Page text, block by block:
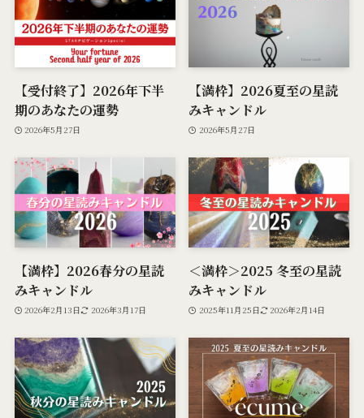
【受付終了】2026年下半
期のあなたの運勢
2026年5月27日
【満枠】2026夏至の星読
みキャンドル
2026年5月27日
【満枠】2026春分の星読
みキャンドル
2026年2月13日 2026年3月17日
＜満枠＞2025 冬至の星読
みキャンドル
2025年11月25日 2026年2月14日